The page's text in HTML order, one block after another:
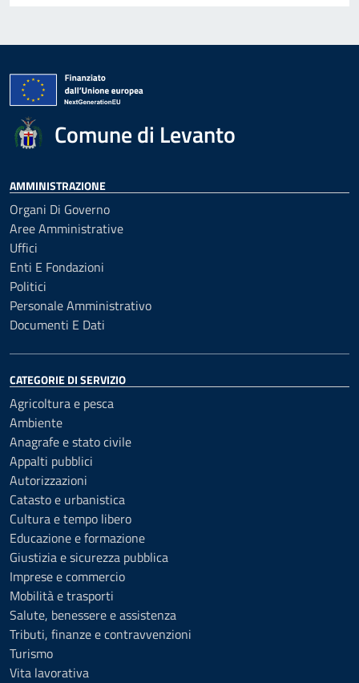
Comune di Levanto
AMMINISTRAZIONE
Organi Di Governo
Aree Amministrative
Uffici
Enti E Fondazioni
Politici
Personale Amministrativo
Documenti E Dati
CATEGORIE DI SERVIZIO
Agricoltura e pesca
Ambiente
Anagrafe e stato civile
Appalti pubblici
Autorizzazioni
Catasto e urbanistica
Cultura e tempo libero
Educazione e formazione
Giustizia e sicurezza pubblica
Imprese e commercio
Mobilità e trasporti
Salute, benessere e assistenza
Tributi, finanze e contravvenzioni
Turismo
Vita lavorativa